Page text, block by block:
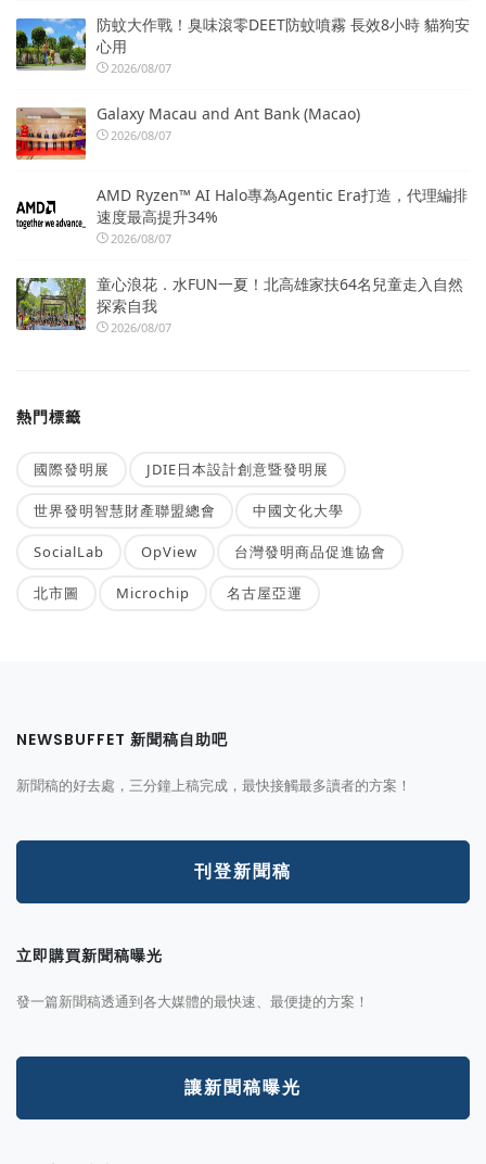
防蚊大作戰！臭味滾零DEET防蚊噴霧 長效8小時 貓狗安
心用
2026/08/07
Galaxy Macau and Ant Bank (Macao)
2026/08/07
AMD Ryzen™ AI Halo專為Agentic Era打造，代理編排
速度最高提升34%
2026/08/07
童心浪花．水FUN一夏！北高雄家扶64名兒童走入自然
探索自我
2026/08/07
熱門標籤
國際發明展 JDIE日本設計創意暨發明展
世界發明智慧財產聯盟總會 中國文化大學
SocialLab OpView 台灣發明商品促進協會
北市圖 Microchip 名古屋亞運
NEWSBUFFET 新聞稿自助吧
新聞稿的好去處，三分鐘上稿完成，最快接觸最多讀者的方案！
刊登新聞稿
立即購買新聞稿曝光
發一篇新聞稿透通到各大媒體的最快速、最便捷的方案！
讓新聞稿曝光